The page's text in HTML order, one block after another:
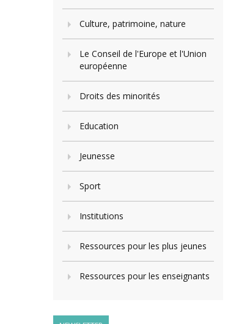
Culture, patrimoine, nature
Le Conseil de l'Europe et l'Union
européenne
Droits des minorités
Education
Jeunesse
Sport
Institutions
Ressources pour les plus jeunes
Ressources pour les enseignants